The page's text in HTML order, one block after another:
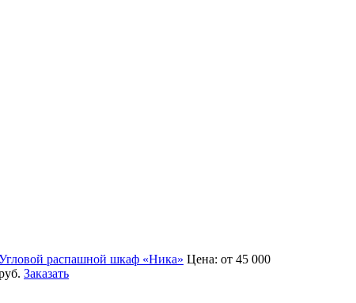
распашной шкаф «Ника» Цена: от 45 000
Заказать